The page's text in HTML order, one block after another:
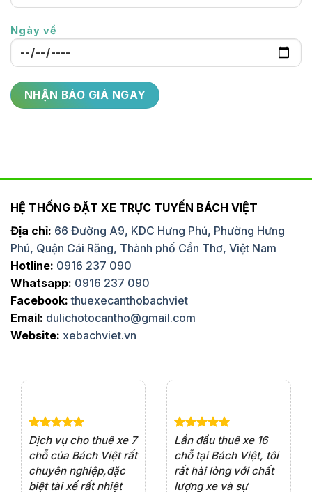
Ngày về
HỆ THỐNG ĐẶT XE TRỰC TUYẾN BÁCH VIỆT
Địa chỉ: 66 Đường A9, KDC Hưng Phú, Phường Hưng
Phú, Quận Cái Răng, Thành phố Cần Thơ, Việt Nam
Hotline: 0916 237 090
Whatsapp: 0916 237 090
Facebook: thuexecanthobachviet
Email: dulichotocantho@gmail.com
Website: xebachviet.vn
Dịch vụ cho thuê xe 7
chỗ của Bách Việt rất
chuyên nghiệp,đặc
biệt tài xế rất nhiệt
Lần đầu thuê xe 16
chỗ tại Bách Việt, tôi
rất hài lòng với chất
lượng xe và sự